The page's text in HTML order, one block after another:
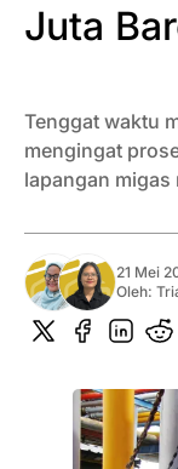
Juta
Tenggat waktu
mengingat
lapangan
21 Mei
Oleh: